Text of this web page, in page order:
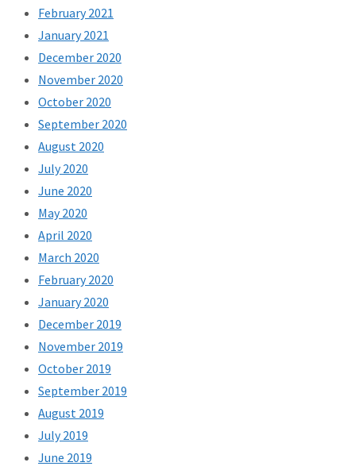
February 2021
January 2021
December 2020
November 2020
October 2020
September 2020
August 2020
July 2020
June 2020
May 2020
April 2020
March 2020
February 2020
January 2020
December 2019
November 2019
October 2019
September 2019
August 2019
July 2019
June 2019